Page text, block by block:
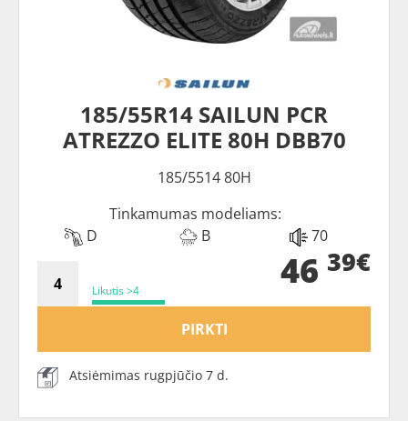
185/55R14 SAILUN PCR
ATREZZO ELITE 80H DBB70
185/5514 80H
Tinkamumas modeliams:
D
B 70
Likutis >4 46 39€
PIRKTI
Atsiėmimas rugpjūčio 7 d.